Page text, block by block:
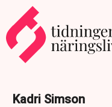
Kadri Simson